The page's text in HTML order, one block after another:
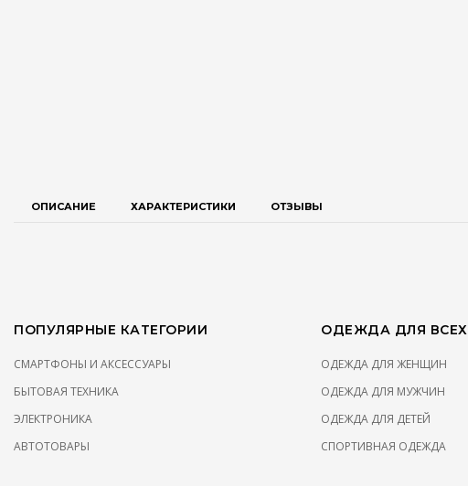
ОПИСАНИЕ ХАРАКТЕРИСТИКИ ОТЗЫВЫ
ПОПУЛЯРНЫЕ КАТЕГОРИИ
СМАРТФОНЫ И АКСЕССУАРЫ
БЫТОВАЯ ТЕХНИКА
ЭЛЕКТРОНИКА
АВТОТОВАРЫ
ОДЕЖДА ДЛЯ ВСЕХ
ОДЕЖДА ДЛЯ ЖЕНЩИН
ОДЕЖДА ДЛЯ МУЖЧИН
ОДЕЖДА ДЛЯ ДЕТЕЙ
СПОРТИВНАЯ ОДЕЖДА